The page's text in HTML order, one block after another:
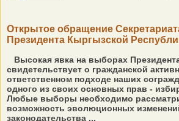
Открытое обращение
Президента Кыргызской
Высокая явка на выборах
свидетельствует о гражданской
ответственном подходе наших
одного из своих основных прав -
Любые выборы необходимо
возможность эволюционных
законодательства ...